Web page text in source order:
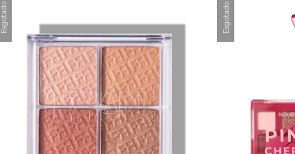
Esgotado Esgotado